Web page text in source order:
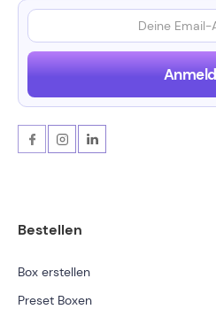
Bestellen
Box erstellen
Preset Boxen